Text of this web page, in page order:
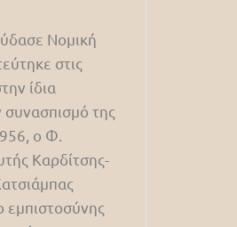
Νομική
στις
ίδια
της
ο Φ.
Καρδίτσης-